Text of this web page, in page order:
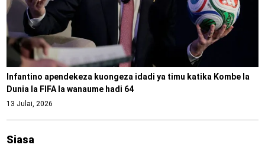
Infantino apendekeza kuongeza idadi ya timu katika Kombe la
Dunia la FIFA la wanaume hadi 64
13 Julai, 2026
Siasa